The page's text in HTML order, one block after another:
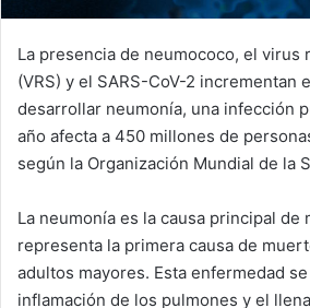
La presencia de neumococo, el virus
(VRS) y el SARS-CoV-2 incrementan
desarrollar neumonía, una infección
año afecta a 450 millones de
según la Organización Mundial de la
La neumonía es la causa principal
representa la primera causa de
adultos mayores. Esta enfermedad
inflamación de los pulmones y el